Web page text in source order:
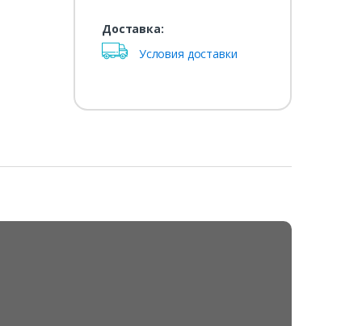
Доставка:
Условия доставки